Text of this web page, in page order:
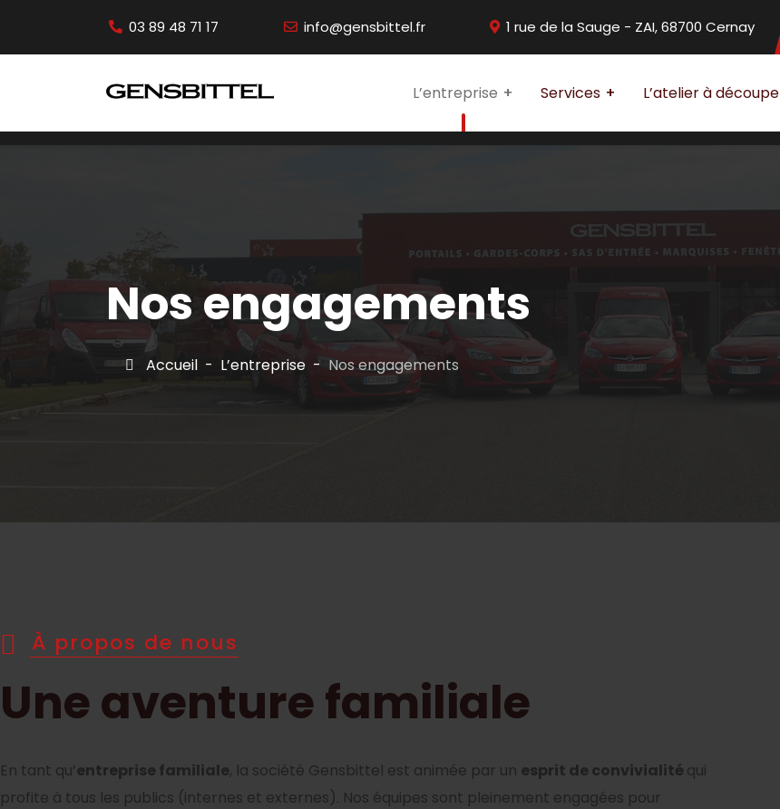
03 89 48 71 17 info@gensbittel.fr 1 rue de la Sauge - ZAI, 68700 Cernay
L’entreprise Services L’atelier à découpe
Nos engagements
Accueil L’entreprise Nos engagements
À propos de nous
Une aventure familiale
En tant qu’entreprise familiale, la société Gensbittel est animée par un esprit de convivialité qui
profite à tous les publics (internes et externes). Nos équipes sont pleinement engagées pour